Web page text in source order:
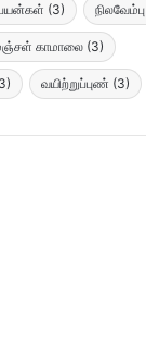
பயன்கள் (3) நிலவேம்பு
காமாலை (3)
வயிற்றுப்புண் (3)